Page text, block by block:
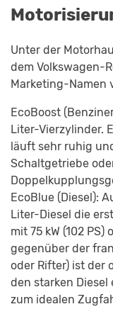
Unter der
dem Volkswagen-
Marketing-Namen
EcoBoost
Liter-Vierzylinder.
läuft sehr ruhig
Schaltgetriebe
EcoBlue (Diesel):
Liter-Diesel die
mit 75 kW (102 PS)
gegenüber der
oder Rifter) ist der
den starken
zum idealen